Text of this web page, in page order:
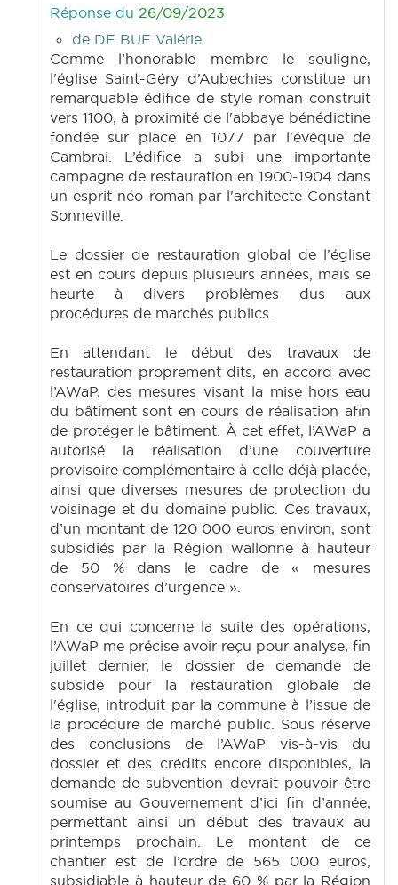
Réponse du 26/09/2023
de DE BUE Valérie
Comme l’honorable membre le souligne,
l'église Saint-Géry d’Aubechies constitue un
remarquable édifice de style roman construit
vers 1100, à proximité de l'abbaye bénédictine
fondée sur place en 1077 par l'évêque de
Cambrai. L’édifice a subi une importante
campagne de restauration en 1900-1904 dans
un esprit néo-roman par l'architecte Constant
Sonneville.
Le dossier de restauration global de l'église
est en cours depuis plusieurs années, mais se
heurte à divers problèmes dus aux
procédures de marchés publics.
En attendant le début des travaux de
restauration proprement dits, en accord avec
l’AWaP, des mesures visant la mise hors eau
du bâtiment sont en cours de réalisation afin
de protéger le bâtiment. À cet effet, l’AWaP a
autorisé la réalisation d’une couverture
provisoire complémentaire à celle déjà placée,
ainsi que diverses mesures de protection du
voisinage et du domaine public. Ces travaux,
d’un montant de 120 000 euros environ, sont
subsidiés par la Région wallonne à hauteur
de 50 % dans le cadre de « mesures
conservatoires d’urgence ».
En ce qui concerne la suite des opérations,
l’AWaP me précise avoir reçu pour analyse, fin
juillet dernier, le dossier de demande de
subside pour la restauration globale de
l'église, introduit par la commune à l’issue de
la procédure de marché public. Sous réserve
des conclusions de l’AWaP vis-à-vis du
dossier et des crédits encore disponibles, la
demande de subvention devrait pouvoir être
soumise au Gouvernement d’ici fin d’année,
permettant ainsi un début des travaux au
printemps prochain. Le montant de ce
chantier est de l’ordre de 565 000 euros,
subsidiable à hauteur de 60 % par la Région